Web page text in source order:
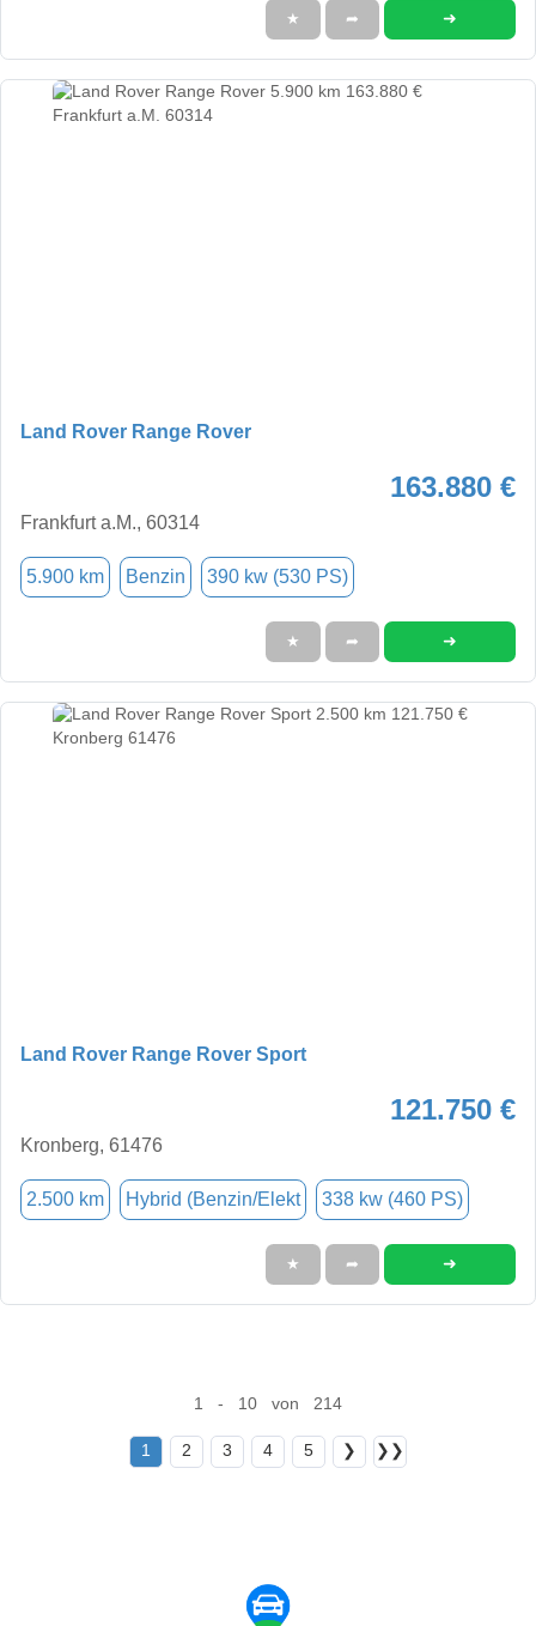
★ ➦ ➜
Land Rover Range Rover
163.880 €
Frankfurt a.M., 60314
5.900 km Benzin 390 kw (530 PS)
★ ➦ ➜
Land Rover Range Rover Sport
121.750 €
Kronberg, 61476
2.500 km Hybrid (Benzin/Elekt 338 kw (460 PS)
★ ➦ ➜
1 - 10 von 214
1 2 3 4 5 ❯ ❯❯